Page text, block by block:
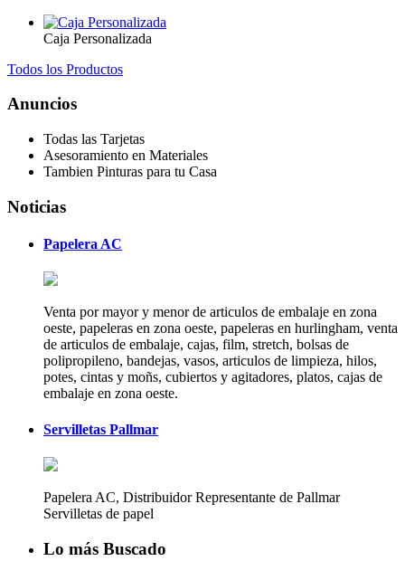
Caja Personalizada
Todos los Productos
Anuncios
Todas las Tarjetas
Asesoramiento en Materiales
Tambien Pinturas para tu Casa
Noticias
Papelera AC
Venta por mayor y menor de articulos de embalaje en zona
oeste, papeleras en zona oeste, papeleras en hurlingham, venta
de articulos de embalaje, cajas, film, stretch, bolsas de
polipropileno, bandejas, vasos, articulos de limpieza, hilos,
potes, cintas y moñs, cubiertos y agitadores, platos, cajas de
embalaje en zona oeste.
Servilletas Pallmar
Papelera AC, Distribuidor Representante de Pallmar
Servilletas de papel
Lo más Buscado